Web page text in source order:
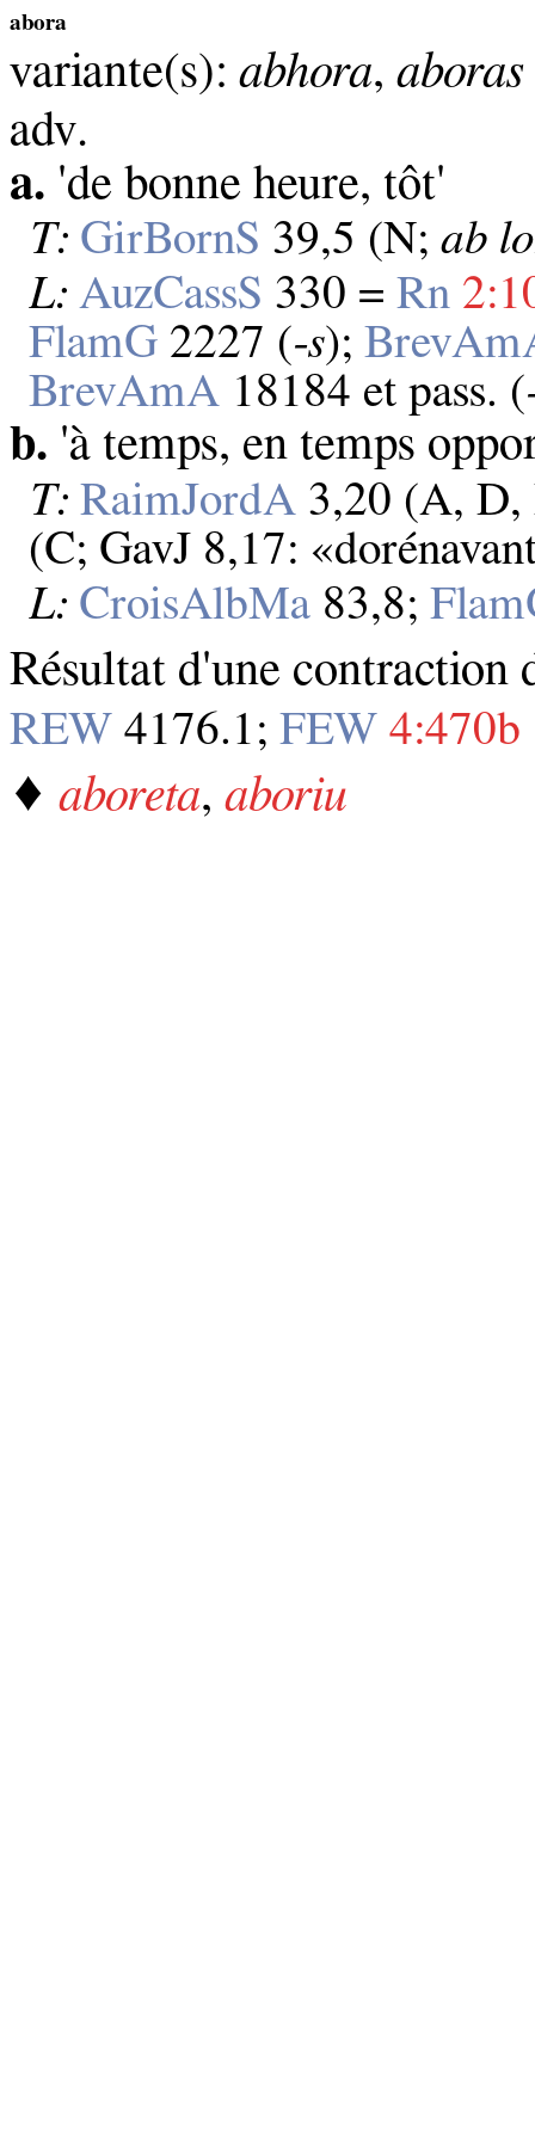
abora
variante(s): abhora, aboras
adv.
a. 'de bonne heure, tôt'
T: GirBornS 39,5 (N;ab
L: AuzCassS 330 =Rn
FlamG 2227 (‑s);
BrevAmA 18184 et pass. (
b. 'à temps, en temps
T: RaimJordA 3,20 (A,
(C; GavJ 8,17:
L: CroisAlbMa 83,8;
Résultat d'une contraction
REW 4176.1; FEW 4:470b
♦ aboreta, aboriu